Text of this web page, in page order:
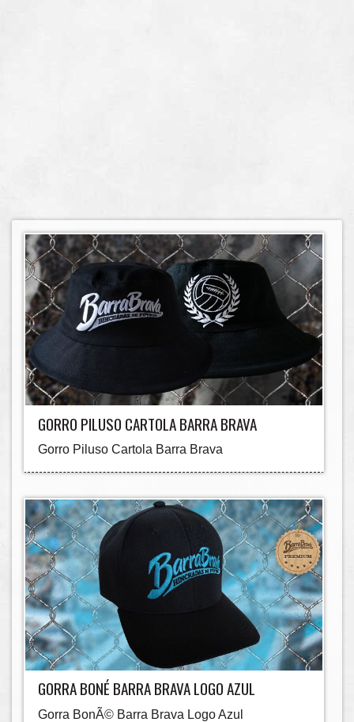
GORRO PILUSO CARTOLA BARRA BRAVA
Gorro Piluso Cartola Barra Brava
GORRA BONÉ BARRA BRAVA LOGO AZUL
Gorra BonÃ© Barra Brava Logo Azul